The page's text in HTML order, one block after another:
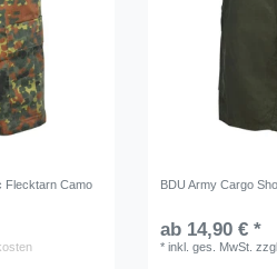
Flecktarn Camo BDU Army Cargo
ab 14,90 € *
*inkl. ges. MwSt.